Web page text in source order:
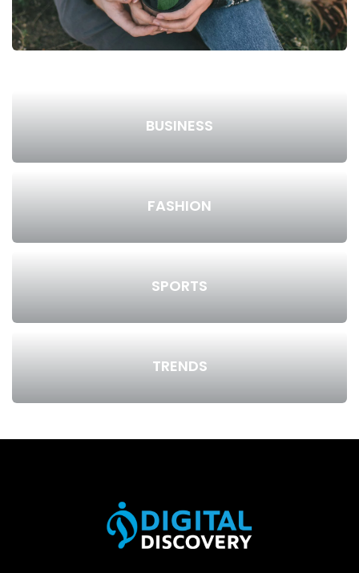
BUSINESS
FASHION
SPORTS
TRENDS